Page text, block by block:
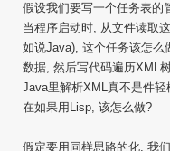
假设我们要写一个任务表的
当程序启动时, 从文件读取
如说Java), 这个任务该怎么
数据, 然后写代码遍历XML
Java里解析XML真不是件
在如果用Lisp, 该怎么做?
假定要用同样思路的化, 我